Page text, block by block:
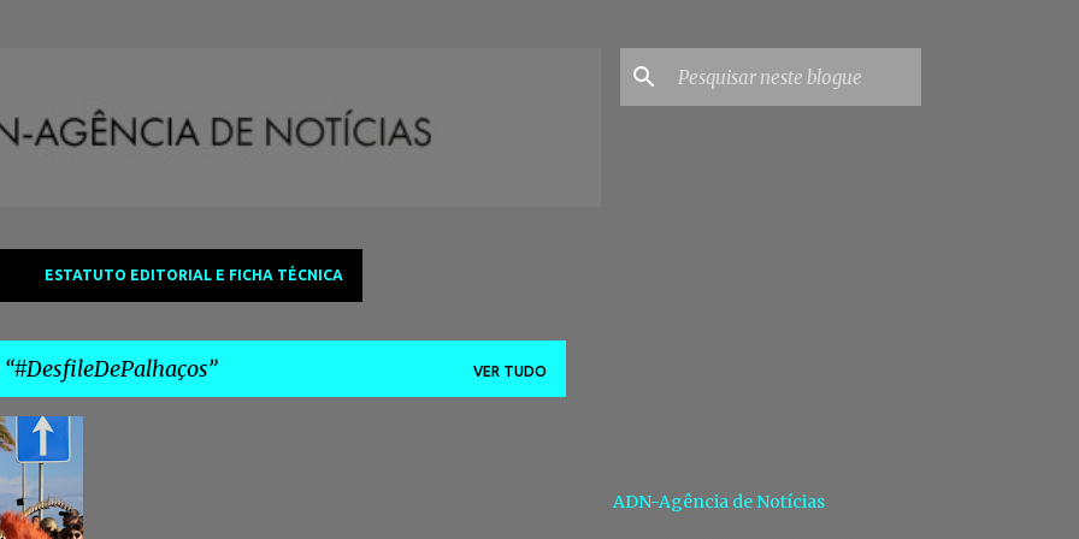
ESTATUTO EDITORIAL E FICHA TÉCNICA
#DesfileDePalhaços VER TUDO
+4
ADN-Agência de Notícias